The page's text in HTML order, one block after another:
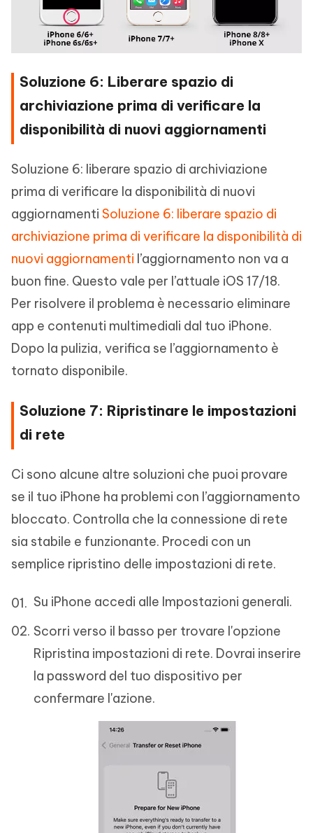
Soluzione 6: Liberare spazio di
archiviazione prima di verificare la
disponibilità di nuovi aggiornamenti
Soluzione 6: liberare spazio di archiviazione
prima di verificare la disponibilità di nuovi
aggiornamenti Soluzione 6: liberare spazio di
archiviazione prima di verificare la disponibilità di
nuovi aggiornamenti l’aggiornamento non va a
buon fine. Questo vale per l’attuale iOS 17/18.
Per risolvere il problema è necessario eliminare
app e contenuti multimediali dal tuo iPhone.
Dopo la pulizia, verifica se l’aggiornamento è
tornato disponibile.
Soluzione 7: Ripristinare le impostazioni
di rete
Ci sono alcune altre soluzioni che puoi provare
se il tuo iPhone ha problemi con l’aggiornamento
bloccato. Controlla che la connessione di rete
sia stabile e funzionante. Procedi con un
semplice ripristino delle impostazioni di rete.
Su iPhone accedi alle Impostazioni generali.
Scorri verso il basso per trovare l'opzione
Ripristina impostazioni di rete. Dovrai inserire
la password del tuo dispositivo per
confermare l'azione.